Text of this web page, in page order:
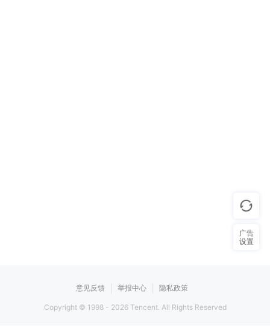
意见反馈 举报中心 隐私政策
Copyright © 1998 - 2026Tencent. All Rights Reserved
广告
设置